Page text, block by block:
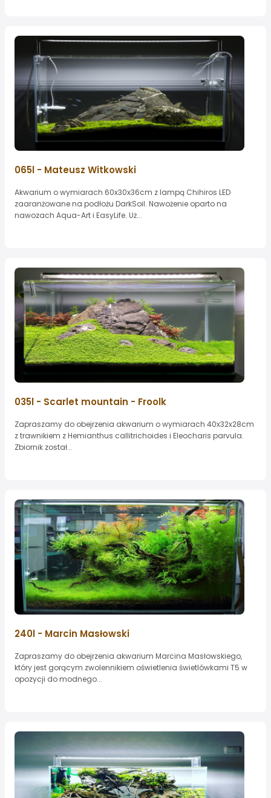
065l - Mateusz Witkowski
Akwarium o wymiarach 60x30x36cm z lampą Chihiros LED
zaaranżowane na podłożu DarkSoil. Nawożenie oparto na
nawozach Aqua-Art i EasyLife. Uż...
035l - Scarlet mountain - Froolk
Zapraszamy do obejrzenia akwarium o wymiarach 40x32x28cm
z trawnikiem z Hemianthus callitrichoides i Eleocharis parvula.
Zbiornik został...
240l - Marcin Masłowski
Zapraszamy do obejrzenia akwarium Marcina Masłowskiego,
który jest gorącym zwolennikiem oświetlenia świetlówkami T5 w
opozycji do modnego...